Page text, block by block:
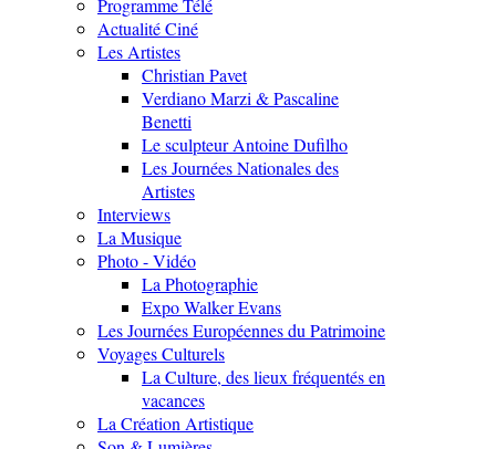
Programme Télé
Actualité Ciné
Les Artistes
Christian Pavet
Verdiano Marzi & Pascaline
Benetti
Le sculpteur Antoine Dufilho
Les Journées Nationales des
Artistes
Interviews
La Musique
Photo - Vidéo
La Photographie
Expo Walker Evans
Les Journées Européennes du Patrimoine
Voyages Culturels
La Culture, des lieux fréquentés en
vacances
La Création Artistique